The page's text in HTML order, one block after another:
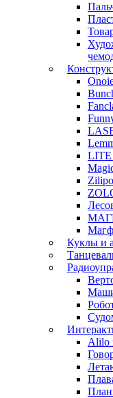
Куклы и
Alilo